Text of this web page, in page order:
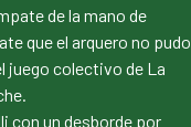
de la mano de
que el arquero no pudo
juego colectivo de La
con un desborde por